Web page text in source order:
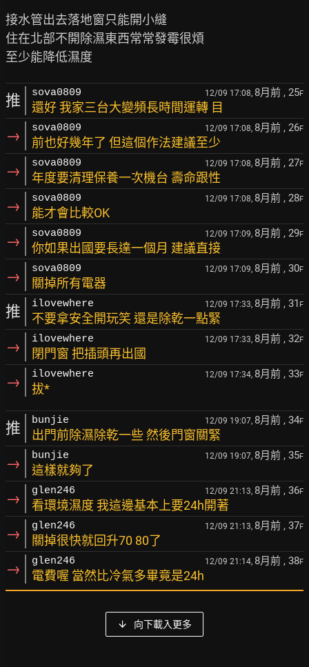
接水管出去落地窗只能開小縫
住在北部不開除濕東西常常發霉很煩
推 sova0809 12/09 17:08, 8月前 , 25F
還好 我家三台大變頻長時間運轉 目
→ sova0809 12/09 17:08, 8月前 , 26F
前也好幾年了 但這個作法建議至少
→ sova0809 12/09 17:08, 8月前 , 27F
年度要清理保養一次機台 壽命跟性
→ sova0809 12/09 17:08, 8月前 , 28F
能才會比較OK
→ sova0809 12/09 17:09, 8月前 , 29F
你如果出國要長達一個月 建議直接
→ sova0809 12/09 17:09, 8月前 , 30F
關掉所有電器
推 ilovewhere 12/09 17:33, 8月前 , 31 F
不要拿安全開玩笑 還是除乾一點緊
→ ilovewhere 12/09 17:33, 8月前 , 32F
閉門窗 把插頭再出國
→ ilovewhere 12/09 17:34, 8月前 , 33F
拔*
推 bunjie 12/09 19:07, 8月前 , 34F
出門前除濕除乾一些 然後門窗關緊
→ bunjie 12/09 19:07, 8月前 , 35F
這樣就夠了
→ glen246 12/09 21:13, 8月前 , 36F
看環境濕度 我這邊基本上要24h開著
→ glen246 12/09 21:13, 8月前 , 37F
關掉很快就回升70 80了
→ glen246 12/09 21:14, 8月前 , 38F
電費喔 當然比冷氣多畢竟是24h
向下載入更多